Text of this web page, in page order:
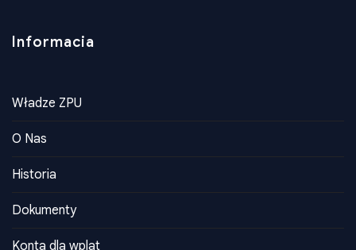
Informacia
Władze ZPU
O Nas
Historia
Dokumenty
Konta dla wplat